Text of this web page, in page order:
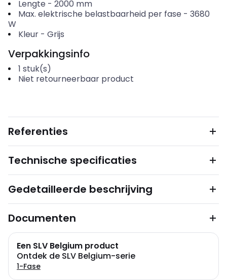
Lengte - 2000 mm
Max. elektrische belastbaarheid per fase - 3680
W
Kleur- Grijs
Verpakkingsinfo
1 stuk(s)
Niet retourneerbaar product
Referenties
Technische specificaties
Gedetailleerde beschrijving
Documenten
Een SLV Belgium product
Ontdek de SLV Belgium-serie
1-Fase